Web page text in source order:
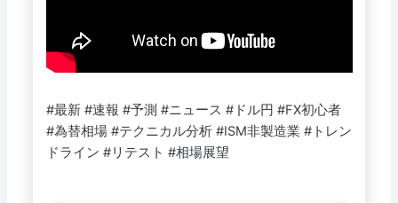
#最新 #速報 #予測 #ニュース #ドル円 #FX初心者
#為替相場 #テクニカル分析 #ISM非製造業 #トレン
ドライン #リテスト #相場展望